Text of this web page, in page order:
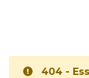
404 -